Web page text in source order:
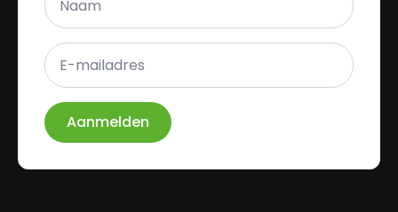
E-
mailadres
*
Aanmelden